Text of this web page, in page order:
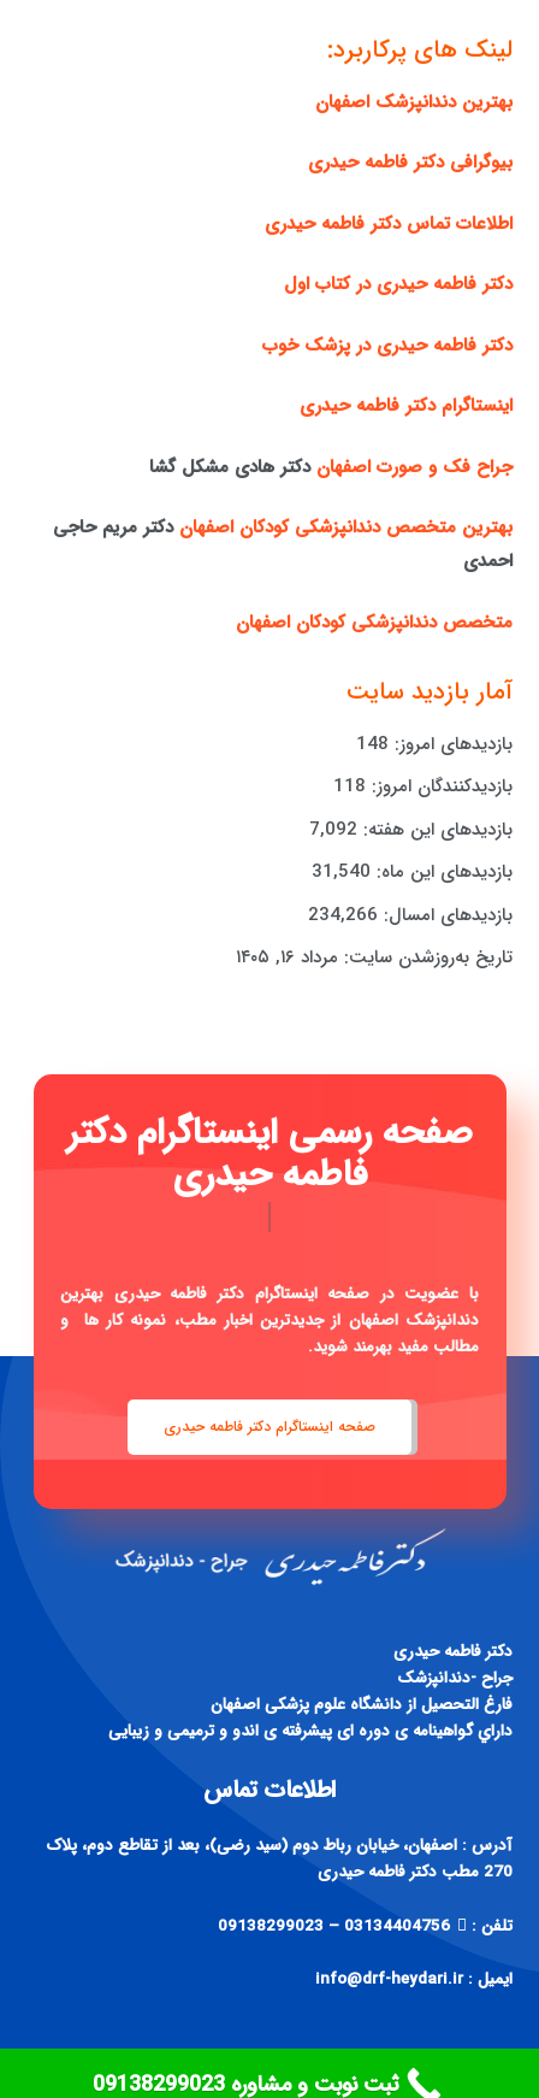
لینک های پرکاربرد:
بهترین دندانپزشک اصفهان
بیوگرافی دکتر فاطمه حیدری
اطلاعات تماس دکتر فاطمه حیدری
دکتر فاطمه حیدری در کتاب اول
دکتر فاطمه حیدری در پزشک خوب
اینستاگرام دکتر فاطمه حیدری
جراح فک و صورت اصفهان دکتر هادی مشکل گشا
بهترین متخصص دندانپزشکی کودکان اصفهان دکتر مریم حاجی
احمدی
متخصص دندانپزشکی کودکان اصفهان
آمار بازدید سایت
بازدیدهای امروز: 148
بازدیدکنندگان امروز: 118
بازدیدهای این هفته: 7,092
بازدیدهای این ماه: 31,540
بازدیدهای امسال: 234,266
تاریخ به‌روزشدن سایت: مرداد ۱۶, ۱۴۰۵
صفحه رسمی اینستاگرام دکتر
فاطمه حیدری ...
|
با عضویت در صفحه اینستاگرام دکتر فاطمه حیدری بهترین
دندانپزشک اصفهان از جدیدترین اخبار مطب، نمونه کار ها و
مطالب مفید بهرمند شوید.
صفحه اینستاگرام دکتر فاطمه حیدری
دكتر فاطمه حيدری
جراح -دندانپزشک
فارغ التحصيل از دانشگاه علوم پزشكی اصفهان
داراي گواهينامه ی دوره ای پيشرفته ی اندو و ترميمی و زيبايی
اطلاعات تماس
آدرس : اصفهان، خیابان رباط دوم (سید رضی)، بعد از تقاطع دوم، پلاک
270 مطب دکتر فاطمه حیدری
تلفن : 03134404756 – 09138299023
ایمیل : info@drf-heydari.ir
ثبت نوبت و مشاوره ‎09138299023